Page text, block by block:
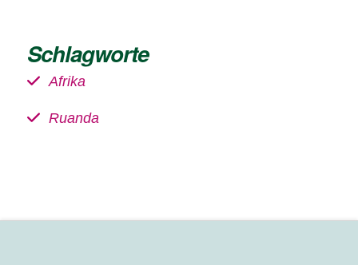
Schlagworte
Afrika
Ruanda